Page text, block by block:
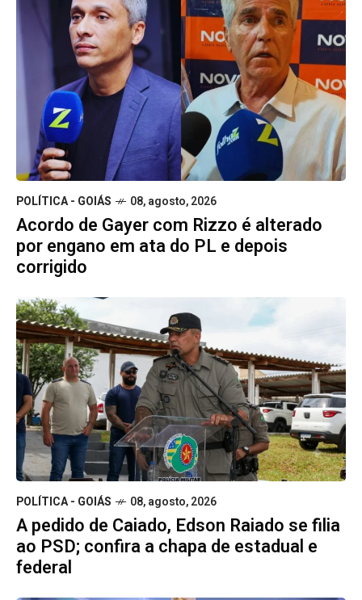
POLÍTICA - GOIÁS 08, agosto, 2026
Acordo de Gayer com Rizzo é alterado
por engano em ata do PL e depois
corrigido
POLÍTICA - GOIÁS 08, agosto, 2026
A pedido de Caiado, Edson Raiado se filia
ao PSD; confira a chapa de estadual e
federal